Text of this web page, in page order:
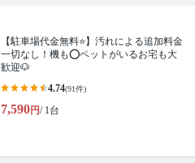
【駐車場代金無料⭐️】汚れによる追加料金
一切なし！機も⭕️ペットがいるお宅も大
歓迎🐶
4.74(91件)
7,590円/ 1台